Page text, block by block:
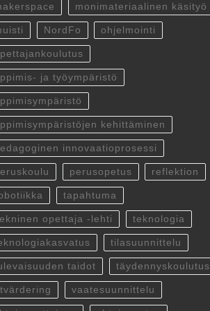
monimateriaalinen käsityö
NordFo ohjelmointi
ja työympäristö
kehittäminen
innovaatioprosessi
perusopetus reflektion
tapahtuma
opettaja -lehti teknologia
tilasuunnittelu
taidot täydennyskoulutus
vaatesuunnittelu